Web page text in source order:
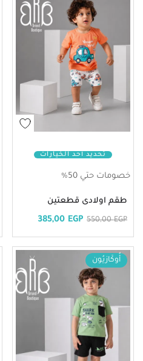
تحديد أحد الخيارات
خصومات حتي 50%
طقم اولادى قطعتين
550,00EGP
385,00 EGP
أُوكَازيُون